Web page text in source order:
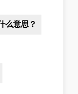
么意思？